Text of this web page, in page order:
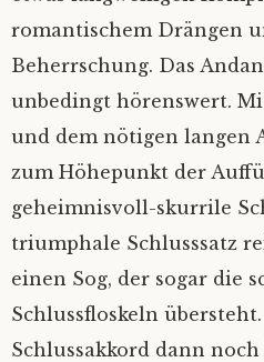
romantischem Drängen
Beherrschung. Das
unbedingt hörenswert.
und dem nötigen langen
zum Höhepunkt der
geheimnisvoll-skurrile
triumphale Schlusssatz
einen Sog, der sogar die
Schlussfloskeln
Schlussakkord dann